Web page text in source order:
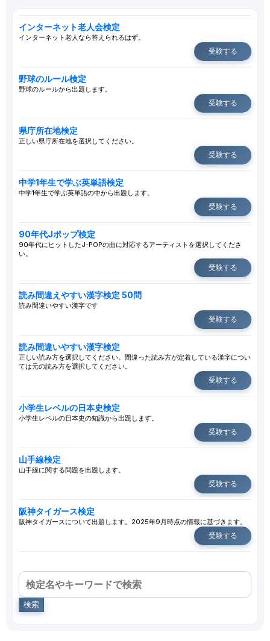
インターネット老人会検定
インターネット老人なら答えられるはず。
受験する
野球のルール検定
野球のルールから出題します。
受験する
県庁所在地検定
正しい県庁所在地を選択してください。
受験する
中学1年生で学ぶ英単語検定
中学1年生で学ぶ英単語の中から出題します。
受験する
90年代Jポップ検定
90年代にヒットしたJ-POPの曲に対応するアーティストを選択してくださ
い。
受験する
読み間違えやすい漢字検定 50問
読み間違いやすい漢字です
受験する
読み間違いやすい漢字検定
正しい読み方を選択してください。間違った読み方が定着している漢字につい
ては元の読み方を選択してください。
受験する
小学生レベルの日本史検定
小学生レベルの日本史の知識から出題します。
受験する
山手線検定
山手線に関する問題を出題します。
受験する
阪神タイガース検定
阪神タイガースについて出題します。2025年9月時点の情報に基づきます。
受験する
検索